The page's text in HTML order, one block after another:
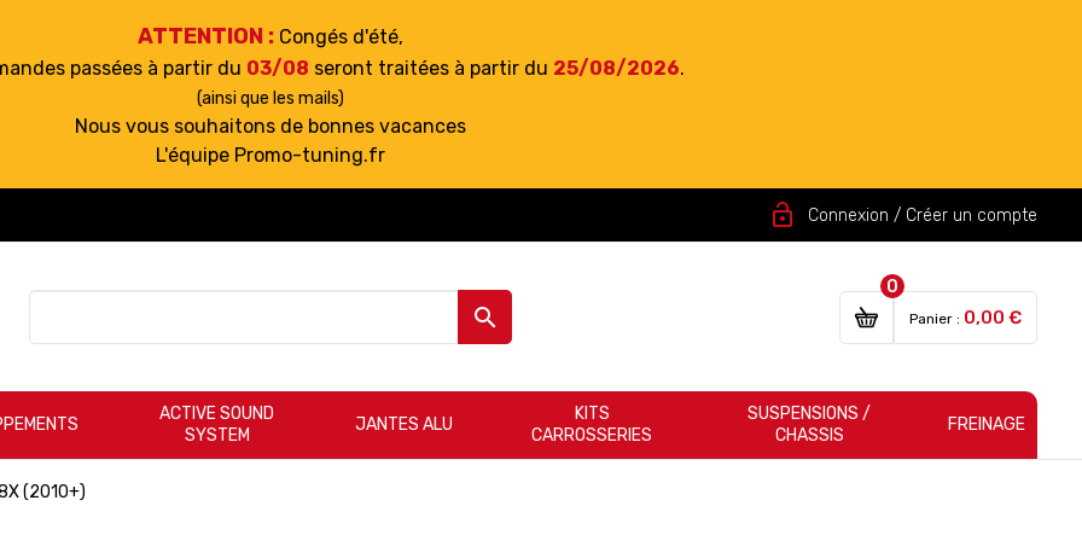
ATTENTION : Congés d'été,
passées à partir du 03/08 seront traitées à partir du 25/08/2026.
(ainsi que les mails)
Nous vous souhaitons de bonnes vacances
L'équipe Promo-tuning.fr
lock_open Connexion / Créer un compte

0
Panier : 0,00 €
ACTIVE SOUND
SYSTEM
JANTES ALU
KITS
CARROSSERIES
SUSPENSIONS /
CHASSIS
FREINAGE
(2010+)